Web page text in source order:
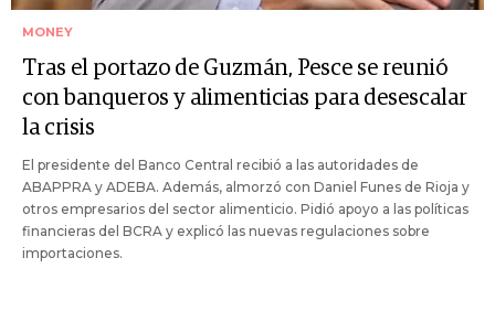
MONEY
Tras el portazo de Guzmán, Pesce se reunió
con banqueros y alimenticias para desescalar
la crisis
El presidente del Banco Central recibió a las autoridades de
ABAPPRA y ADEBA. Además, almorzó con Daniel Funes de Rioja y
otros empresarios del sector alimenticio. Pidió apoyo a las políticas
financieras del BCRA y explicó las nuevas regulaciones sobre
importaciones.